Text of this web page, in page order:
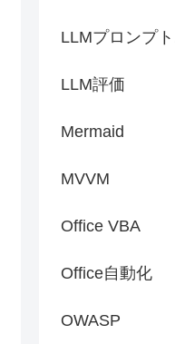
LLMプロンプ
LLM評価
Mermaid
MVVM
Office VBA
Office自動化
OWASP